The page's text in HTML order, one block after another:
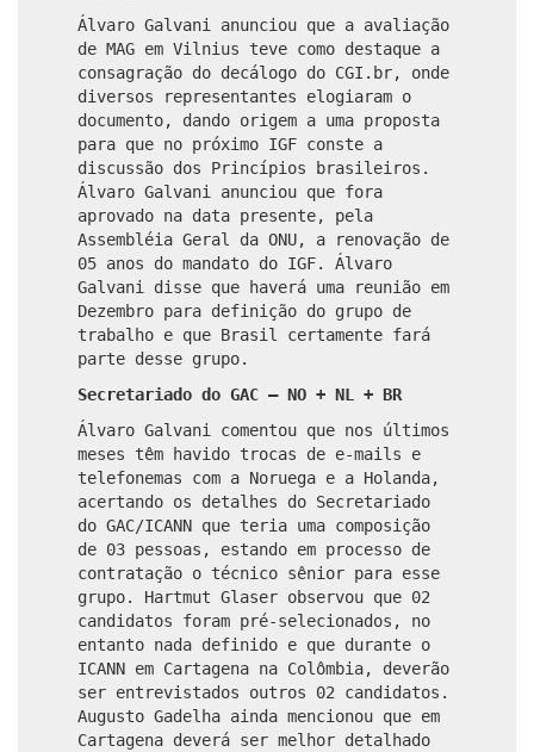
Álvaro Galvani anunciou que a avaliação
de MAG em Vilnius teve como destaque a
consagração do decálogo do CGI.br, onde
diversos representantes elogiaram o
documento, dando origem a uma proposta
para que no próximo IGF conste a
discussão dos Princípios brasileiros.
Álvaro Galvani anunciou que fora
aprovado na data presente, pela
Assembléia Geral da ONU, a renovação de
05 anos do mandato do IGF. Álvaro
Galvani disse que haverá uma reunião em
Dezembro para definição do grupo de
trabalho e que Brasil certamente fará
parte desse grupo.
Secretariado do GAC – NO + NL + BR
Álvaro Galvani comentou que nos últimos
meses têm havido trocas de e-mails e
telefonemas com a Noruega e a Holanda,
acertando os detalhes do Secretariado
do GAC/ICANN que teria uma composição
de 03 pessoas, estando em processo de
contratação o técnico sênior para esse
grupo. Hartmut Glaser observou que 02
candidatos foram pré-selecionados, no
entanto nada definido e que durante o
ICANN em Cartagena na Colômbia, deverão
ser entrevistados outros 02 candidatos.
Augusto Gadelha ainda mencionou que em
Cartagena deverá ser melhor detalhado